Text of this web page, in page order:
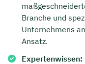
Branche und
Unternehmens
Ansatz.
Expertenwissen: